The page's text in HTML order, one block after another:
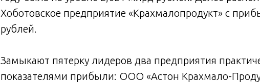
Хоботовское предприятие «Крахмалопродукт» с
рублей.
Замыкают пятерку лидеров два предприятия
показателями прибыли: ООО «Астон Крахмало-